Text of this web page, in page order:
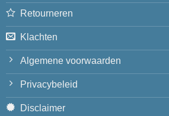
Retourneren
Klachten
Algemene voorwaarden
Privacybeleid
Disclaimer